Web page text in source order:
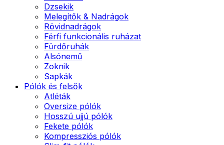
Dzsekik
Melegítők & Nadrágok
Rövidnadrágok
Férfi funkcionális ruházat
Fürdőruhák
Alsónemű
Zoknik
Sapkák
Pólók és felsők
Atléták
Oversize pólók
Hosszú ujjú pólók
Fekete pólók
Kompressziós pólók